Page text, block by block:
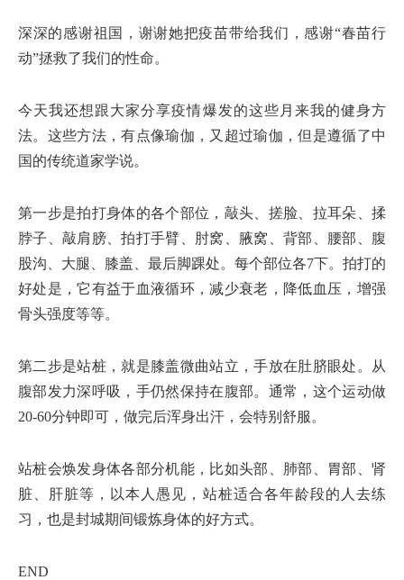
深深的感谢祖国，谢谢她把疫苗带给我们，感谢“春苗行
动”拯救了我们的性命。
今天我还想跟大家分享疫情爆发的这些月来我的健身方
法。这些方法，有点像瑜伽，又超过瑜伽，但是遵循了中
国的传统道家学说。
第一步是拍打身体的各个部位，敲头、搓脸、拉耳朵、揉
脖子、敲肩膀、拍打手臂、肘窝、腋窝、背部、腰部、腹
股沟、大腿、膝盖、最后脚踝处。每个部位各7下。拍打的
好处是，它有益于血液循环，减少衰老，降低血压，增强
骨头强度等等。
第二步是站桩，就是膝盖微曲站立，手放在肚脐眼处。从
腹部发力深呼吸，手仍然保持在腹部。通常，这个运动做
20-60分钟即可，做完后浑身出汗，会特别舒服。
站桩会焕发身体各部分机能，比如头部、肺部、胃部、肾
脏、肝脏等，以本人愚见，站桩适合各年龄段的人去练
习，也是封城期间锻炼身体的好方式。
END